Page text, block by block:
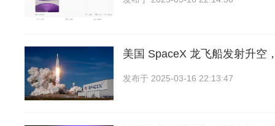
美国 SpaceX 龙飞船发射升空
发布于 2025-03-16 22:13:47